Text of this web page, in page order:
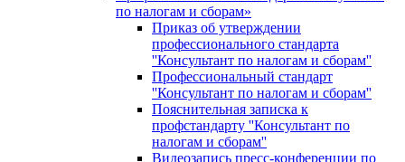
по налогам и сборам»
Приказ об утверждении
профессионального стандарта
''Консультант по налогам и сборам''
Профессиональный стандарт
''Консультант по налогам и сборам''
Пояснительная записка к
профстандарту ''Консультант по
налогам и сборам''
Видеозапись пресс-конференции по